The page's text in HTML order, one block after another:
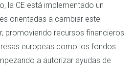
la CE está implementado un
orientadas a cambiar este
promoviendo recursos financieros
europeas como los fondos
a autorizar ayudas de